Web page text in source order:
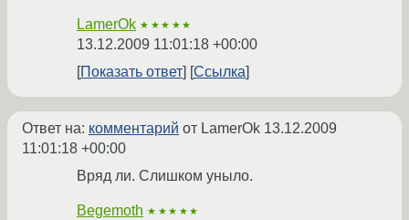
LamerOk ★★★★★
13.12.2009 11:01:18 +00:00
Показать ответ
Ссылка
Ответ на: комментарий от LamerOk 13.12.2009
11:01:18 +00:00
Вряд ли. Слишком уныло.
Begemoth ★★★★★